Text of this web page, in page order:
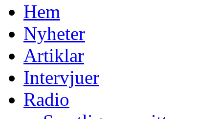
Hem
Nyheter
Artiklar
Intervjuer
Radio